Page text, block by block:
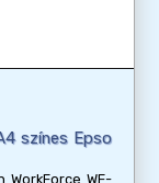
színes Epso
WF-